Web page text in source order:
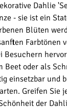
Dahlie
- sie ist ein
Blüten
Farbtönen
Besuchern
Beet oder als
einsetzbar und
Greifen Sie
der